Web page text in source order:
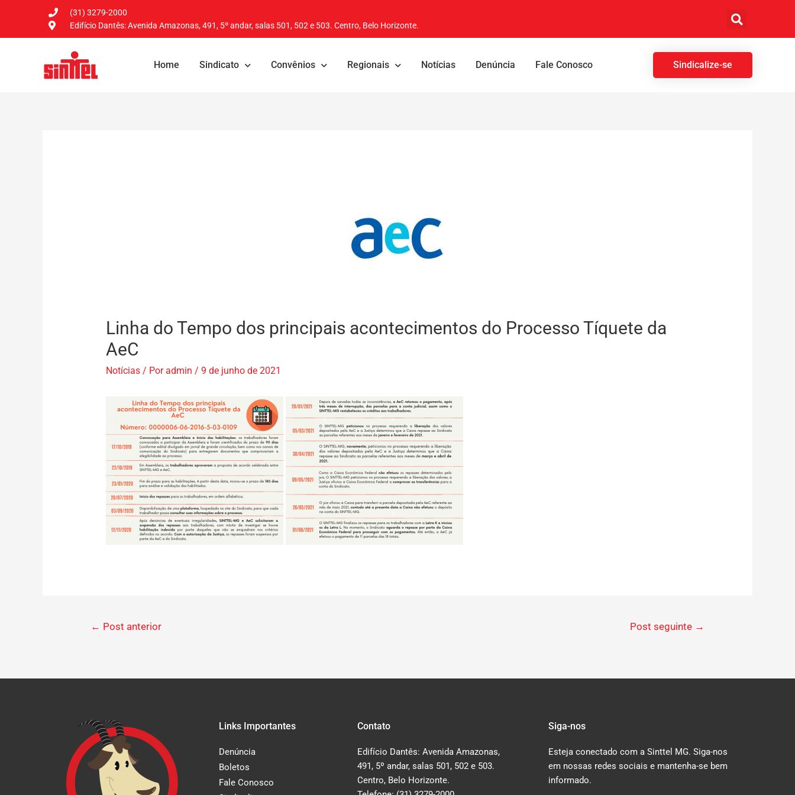
(31) 3279-2000
Edifício Dantês: Avenida Amazonas, 491, 5º andar, salas 501, 502 e 503. Centro, Belo Horizonte.
Home Sindicato Convênios Regionais Notícias Denúncia Fale Conosco Sindicalize-se
Linha do Tempo dos principais acontecimentos do Processo Tíquete da
AeC
Notícias/ Poradmin / 9 de junho de 2021
← Post anterior Post seguinte →
Links Importantes
Denúncia
Boletos
Fale Conosco
Contato
Edifício Dantês: Avenida Amazonas,
491, 5º andar, salas 501, 502 e 503.
Centro, Belo Horizonte.
Siga-nos
Esteja conectado com a Sinttel MG. Siga-nos
em nossas redes sociais e mantenha-se bem
informado.